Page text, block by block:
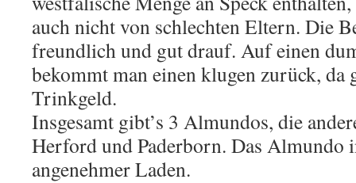
auch nicht von schlechten Eltern. Die
freundlich und gut drauf. Auf einen
bekommt man einen klugen zurück, da
Trinkgeld.
Insgesamt gibt’s 3 Almundos, die
Herford und Paderborn. Das Almundo
angenehmer Laden.